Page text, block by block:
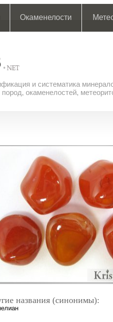
Окаменелости
и систематика
пород, окаменелостей,
названия (синонимы):